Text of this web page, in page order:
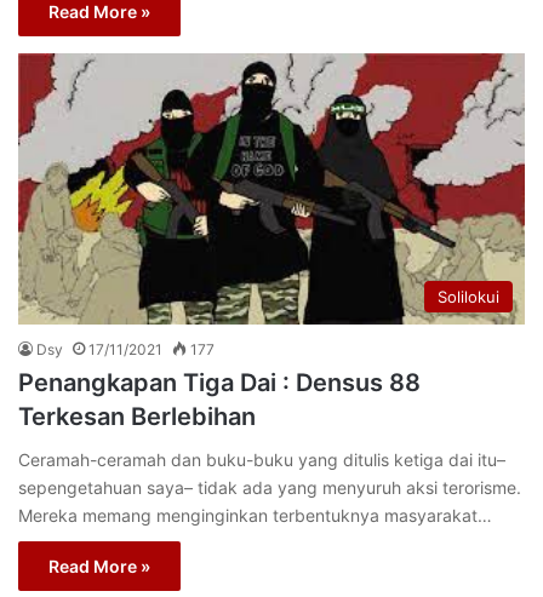
Read More »
Solilokui
Dsy 17/11/2021 177
Penangkapan Tiga Dai : Densus 88
Terkesan Berlebihan
Ceramah-ceramah dan buku-buku yang ditulis ketiga dai itu–
sepengetahuan saya– tidak ada yang menyuruh aksi terorisme.
Mereka memang menginginkan terbentuknya masyarakat…
Read More »